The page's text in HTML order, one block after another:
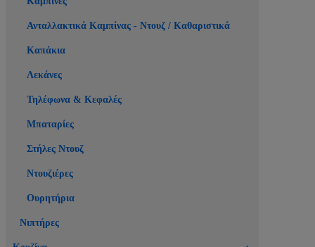
Ανταλλακτικά Καμπίνας - Ντουζ / Καθαριστικά
Καπάκια
Λεκάνες
Τηλέφωνα & Κεφαλές
Μπαταρίες
Στήλες Ντουζ
Ντουζιέρες
Ουρητήρια
Νιπτήρες